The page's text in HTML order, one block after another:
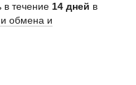
в течение 14 дней в
обмена и